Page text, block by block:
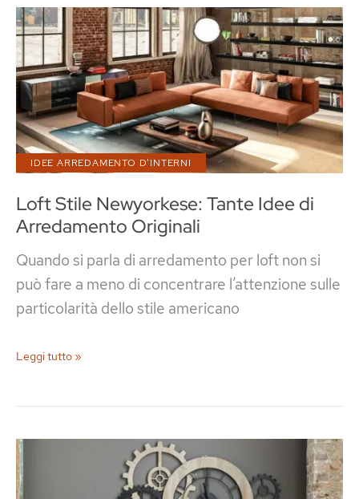
Tocco
Moderno
Loft Stile Newyorkese: Tante Idee di
Arredamento Originali
IDEE ARREDAMENTO D'INTERNI
Quando si parla di arredamento per loft non si
può fare a meno di concentrare l’attenzione sulle
particolarità dello stile americano
Loft
Newyorkese:
Idee
di
Leggi tutto »